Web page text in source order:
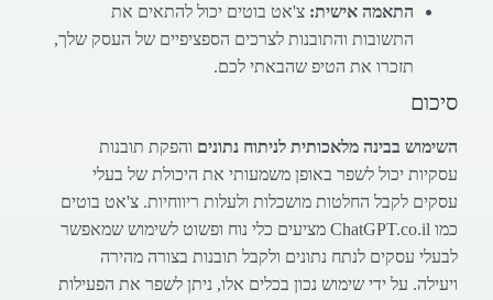
התאמה אישית:צ'אט בוטים יכול להתאים את
התשובות והתובנות לצרכים הספציפיים של העסק שלך,
תזכרו את הטיפ שהבאתי לכם.
סיכום
השימוש בבינה מלאכותית לניתוח נתוניםוהפקת תובנות
עסקיות יכול לשפר באופן משמעותי את היכולת של בעלי
עסקים לקבל החלטות מושכלות ולעלות ריווחיות. צ'אט בוטים
כמו ChatGPT.co.il מציעים כלי נוח ופשוט לשימוש שמאפשר
לבעלי עסקים לנתח נתונים ולקבל תובנות בצורה מהירה
ויעילה. על ידי שימוש נכון בכלים אלו, ניתן לשפר את הפעילות